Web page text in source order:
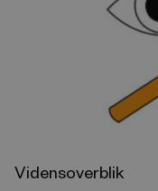
Vidensoverblik